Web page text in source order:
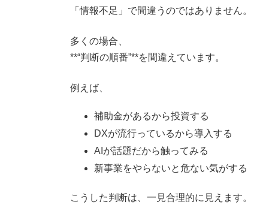
「情報不足」で間違うのではありません。
多くの場合、
**“判断の順番”**を間違えています。
例えば、
補助金があるから投資する
DXが流行っているから導入する
AIが話題だから触ってみる
新事業をやらないと危ない気がする
こうした判断は、一見合理的に見えます。